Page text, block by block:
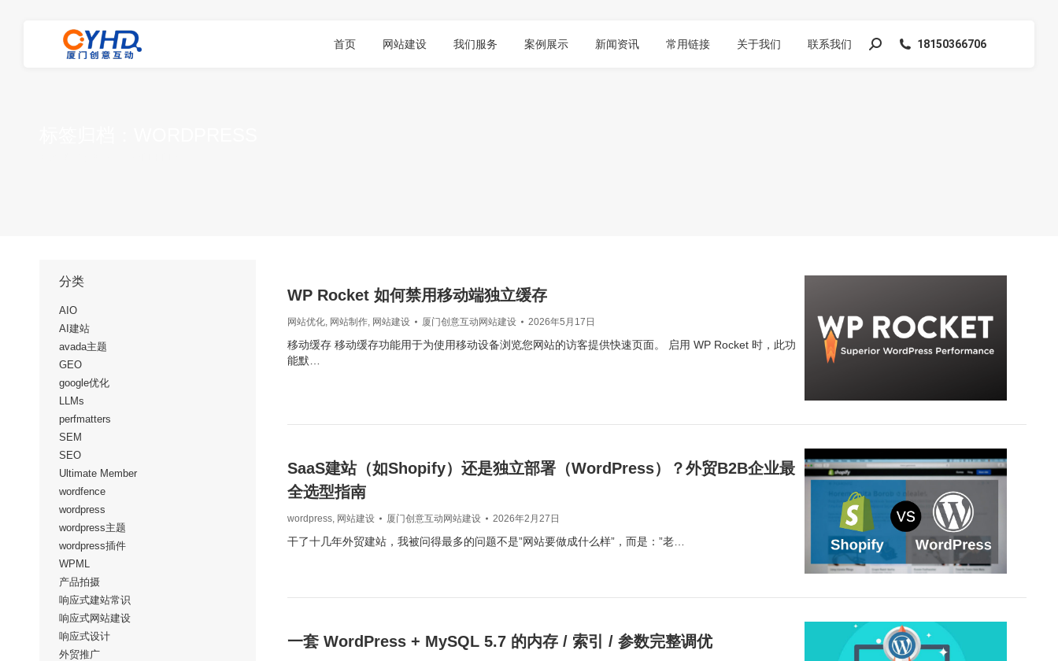
首页 网站建设 我们服务 案例展示 新闻资讯 常用链接 关于我们 联系我们
搜
18150366706
WP Rocket 如何禁用移动端独立缓存
网站优化, 网站制作, 网站建设 厦门创意互动网站建设 2026年5月17日
移动缓存 移动缓存功能用于为使用移动设备浏览您网站的访客提供快速页面。 启用 WP Rocket 时，此功
能默…
SaaS建站（如Shopify）还是独立部署（WordPress）？外贸B2B企业最
全选型指南
wordpress, 网站建设 厦门创意互动网站建设 2026年2月27日
干了十几年外贸建站，我被问得最多的问题不是”网站要做成什么样”，而是：”老…
一套 WordPress + MySQL 5.7 的内存 / 索引 / 参数完整调优
分类
AIO
AI建站
avada主题
GEO
google优化
LLMs
perfmatters
SEM
SEO
Ultimate Member
wordfence
wordpress
wordpress主题
wordpress插件
WPML
产品拍摄
响应式建站常识
响应式网站建设
响应式设计
外贸推广